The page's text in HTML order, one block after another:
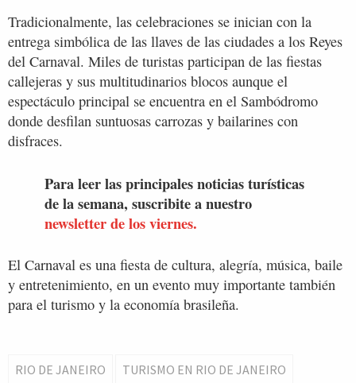
Tradicionalmente, las celebraciones se inician con la
entrega simbólica de las llaves de las ciudades a los Reyes
del Carnaval. Miles de turistas participan de las fiestas
callejeras y sus multitudinarios blocos aunque el
espectáculo principal se encuentra en el Sambódromo
donde desfilan suntuosas carrozas y bailarines con
disfraces.
Para leer las principales noticias turísticas
de la semana, suscribite a nuestro
newsletter de los viernes.
El Carnaval es una fiesta de cultura, alegría, música, baile
y entretenimiento, en un evento muy importante también
para el turismo y la economía brasileña.
RIO DE JANEIRO TURISMO EN RIO DE JANEIRO